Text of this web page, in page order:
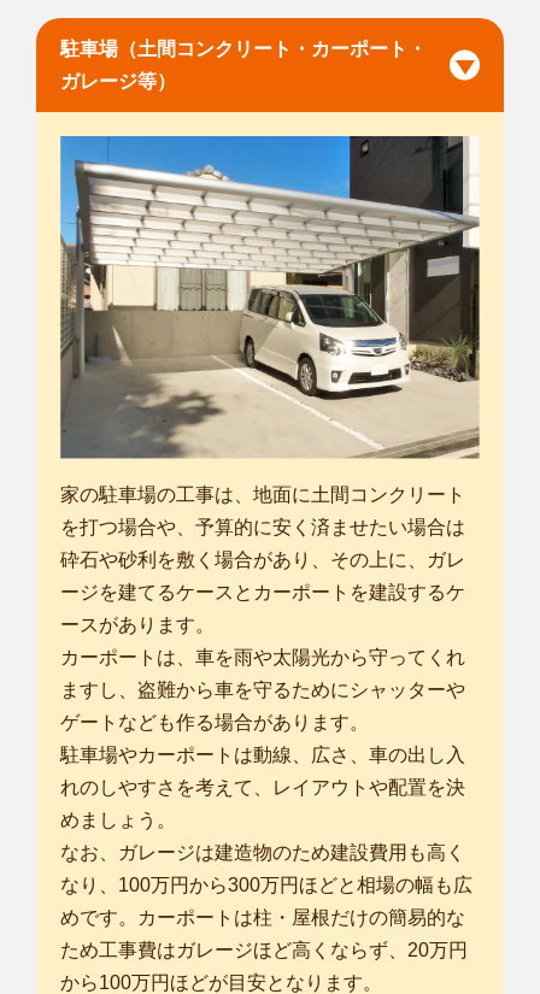
駐車場（土間コンクリート・カーポート・
ガレージ等）
家の駐車場の工事は、地面に土間コンクリート
を打つ場合や、予算的に安く済ませたい場合は
砕石や砂利を敷く場合があり、その上に、ガレ
ージを建てるケースとカーポートを建設するケ
ースがあります。
カーポートは、車を雨や太陽光から守ってくれ
ますし、盗難から車を守るためにシャッターや
ゲートなども作る場合があります。
駐車場やカーポートは動線、広さ、車の出し入
れのしやすさを考えて、レイアウトや配置を決
めましょう。
なお、ガレージは建造物のため建設費用も高く
なり、100万円から300万円ほどと相場の幅も広
めです。カーポートは柱・屋根だけの簡易的な
ため工事費はガレージほど高くならず、20万円
から100万円ほどが目安となります。